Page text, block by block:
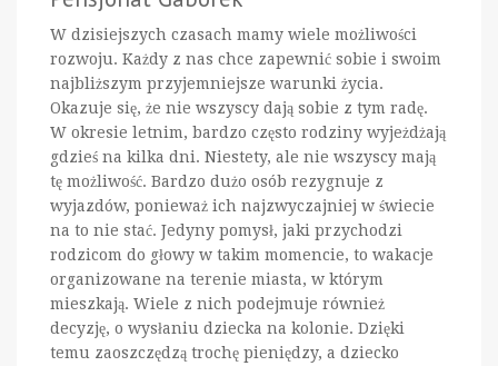
W dzisiejszych czasach mamy wiele możliwości
rozwoju. Każdy z nas chce zapewnić sobie i swoim
najbliższym przyjemniejsze warunki życia.
Okazuje się, że nie wszyscy dają sobie z tym radę.
W okresie letnim, bardzo często rodziny wyjeżdżają
gdzieś na kilka dni. Niestety, ale nie wszyscy mają
tę możliwość. Bardzo dużo osób rezygnuje z
wyjazdów, ponieważ ich najzwyczajniej w świecie
na to nie stać. Jedyny pomysł, jaki przychodzi
rodzicom do głowy w takim momencie, to wakacje
organizowane na terenie miasta, w którym
mieszkają. Wiele z nich podejmuje również
decyzję, o wysłaniu dziecka na kolonie. Dzięki
temu zaoszczędzą trochę pieniędzy, a dziecko